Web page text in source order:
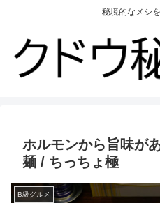
秘境的なメシ
ホルモンから旨味が
麺 / ちっちょ極
B級グルメ